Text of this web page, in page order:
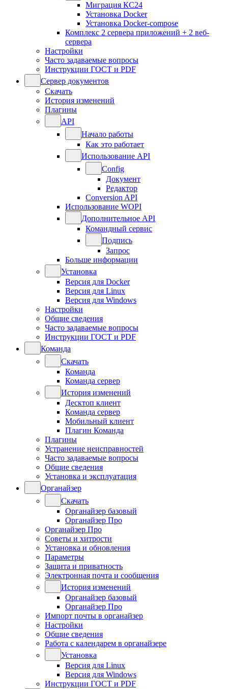
Миграция КС24
Установка Docker
Установка Docker-compose
Комплекс 2 сервера приложений + 2 веб-
сервера
Настройки
Часто задаваемые вопросы
Инструкции ГОСТ и PDF
Сервер документов
Скачать
История изменений
Плагины
API
Начало работы
Как это работает
Использование API
Config
Документ
Редактор
Conversion API
Использование WOPI
Дополнительное API
Командный сервис
Подпись
Запрос
Больше информации
Установка
Версия для Docker
Версия для Linux
Версия для Windows
Настройки
Общие сведения
Часто задаваемые вопросы
Инструкции ГОСТ и PDF
Команда
Скачать
Команда
Команда сервер
История изменений
Десктоп клиент
Команда сервер
Мобильный клиент
Плагин Команда
Плагины
Устранение неисправностей
Часто задаваемые вопросы
Общие сведения
Установка и эксплуатация
Органайзер
Скачать
Органайзер базовый
Органайзер Про
Органайзер Про
Советы и хитрости
Установка и обновления
Параметры
Защита и приватность
Электронная почта и сообщения
История изменений
Органайзер базовый
Органайзер Про
Импорт почты в органайзер
Настройки
Общие сведения
Работа с календарем в органайзере
Установка
Версия для Linux
Версия для Windows
Инструкции ГОСТ и PDF